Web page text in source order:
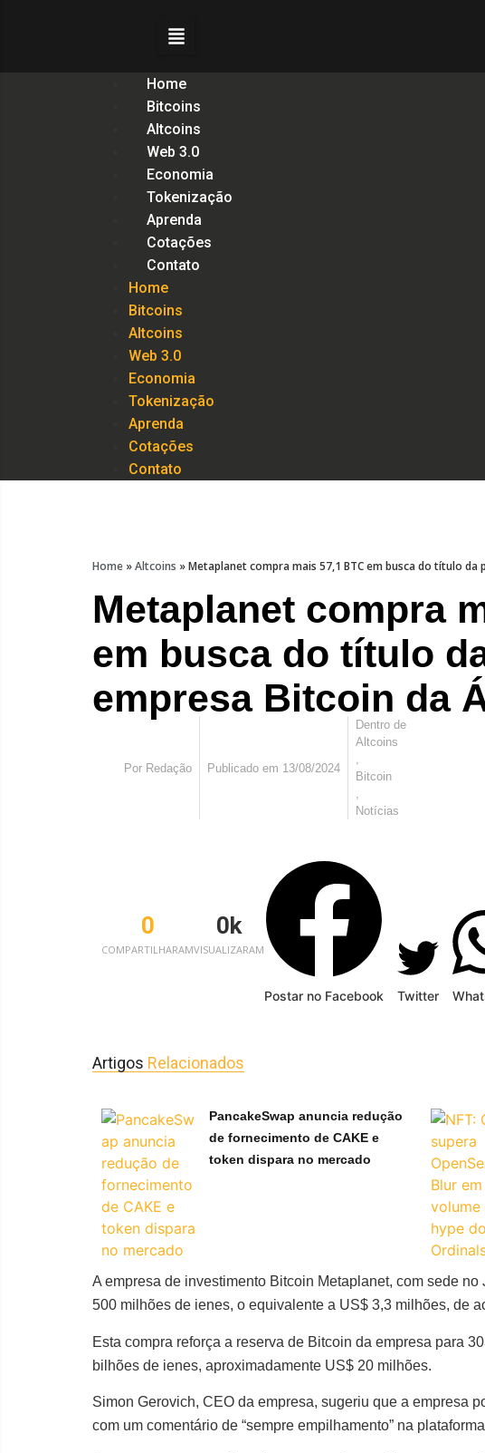
Home
Bitcoins
Altcoins
Web 3.0
Economia
Tokenização
Aprenda
Cotações
Contato
Home
Bitcoins
Altcoins
Web 3.0
Economia
Tokenização
Aprenda
Cotações
Contato
Home »Altcoins »Metaplanet compra mais 57,1 BTC em busca do título da
Metaplanet compra
em busca do título
empresa Bitcoin da
Por Redação Publicado em 13/08/2024
Dentro de
Altcoins
,
Bitcoin
,
Notícias
COMPARTILHARAM
0
VISUALIZARAM
0k
Postar no Facebook Twitter
Artigos Relacionados
PancakeSwap anuncia redução
de fornecimento de CAKE e
token dispara no mercado
A empresa de investimento Bitcoin Metaplanet, com sede
500 milhões de ienes, o equivalente a US$ 3,3 milhões, de
Esta compra reforça a reserva de Bitcoin da empresa para
bilhões de ienes, aproximadamente US$ 20 milhões.
Simon Gerovich, CEO da empresa, sugeriu que a empresa
com um comentário de “sempre empilhamento” na